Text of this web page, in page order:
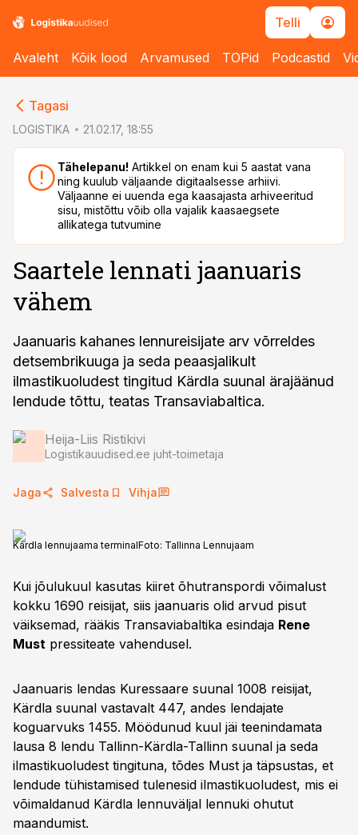
Telli
Avaleht Kõik lood Arvamused TOPid Podcastid
Tagasi
LOGISTIKA 21.02.17, 18:55
Tähelepanu! Artikkel on enam kui 5 aastat vana
ning kuulub väljaande digitaalsesse arhiivi.
Väljaanne ei uuenda ega kaasajasta arhiveeritud
sisu, mistõttu võib olla vajalik kaasaegsete
allikatega tutvumine
Saartele lennati jaanuaris
vähem
Jaanuaris kahanes lennureisijate arv võrreldes
detsembrikuuga ja seda peaasjalikult
ilmastikuoludest tingitud Kärdla suunal ärajäänud
lendude tõttu, teatas Transaviabaltica.
Heija-Liis Ristikivi
Logistikauudised.ee juht-toimetaja
Jaga Salvesta Vihja
Kärdla lennujaama terminalFoto: Tallinna Lennujaam
Kui jõulukuul kasutas kiiret õhutranspordi võimalust
kokku 1690 reisijat, siis jaanuaris olid arvud pisut
väiksemad, rääkis Transaviabaltika esindaja Rene
Must pressiteate vahendusel.
Jaanuaris lendas Kuressaare suunal 1008 reisijat,
Kärdla suunal vastavalt 447, andes lendajate
koguarvuks 1455. Möödunud kuul jäi teenindamata
lausa 8 lendu Tallinn-Kärdla-Tallinn suunal ja seda
ilmastikuoludest tingituna, tõdes Must ja täpsustas, et
lendude tühistamised tulenesid ilmastikuoludest, mis ei
võimaldanud Kärdla lennuväljal lennuki ohutut
maandumist.